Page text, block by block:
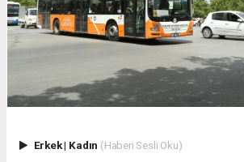
Erkek| Kadın (Haberi Sesli Oku)